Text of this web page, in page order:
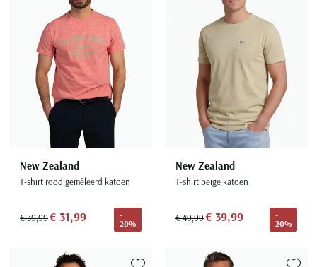
Seidensticker
Slater
State of Art
Superdry
Tenson
Thomas Maine
Tommy Hilfiger
Tramarossa
UBR
Wellington of Billmore
William Lockie
New Zealand
T-shirt rood gemêleerd katoen
€ 39,99€ 31,99
-
20%
New Zealand
T-shirt beige katoen
€ 49,99€ 39,99
-
20%